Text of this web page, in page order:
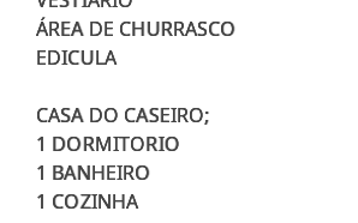
ÁREA DE CHURRASCO
EDICULA
CASA DO CASEIRO;
1 DORMITORIO
1 BANHEIRO
1 COZINHA